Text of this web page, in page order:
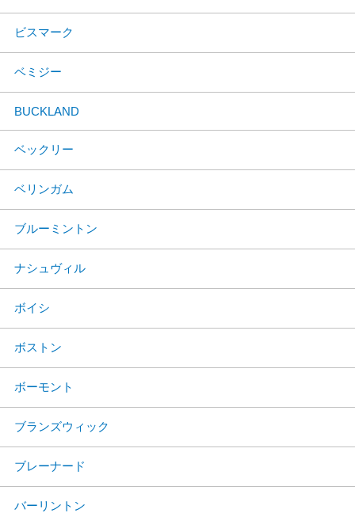
ビスマーク
ベミジー
BUCKLAND
ベックリー
ベリンガム
ブルーミントン
ナシュヴィル
ボイシ
ボストン
ボーモント
ブランズウィック
ブレーナード
バーリントン